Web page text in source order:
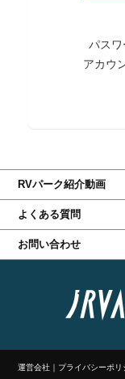
パスワ
アカウ
RVパーク紹介動画
よくある質問
お問い合わせ
運営会社 ｜ プライバシーポリ